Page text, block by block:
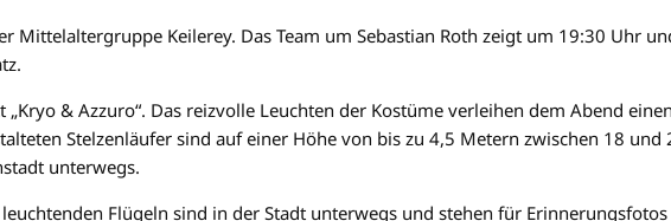
Mittelaltergruppe Keilerey. Das Team um Sebastian Roth zeigt um 19:30 Uhr
& Azzuro“. Das reizvolle Leuchten der Kostüme verleihen dem Abend
Stelzenläufer sind auf einer Höhe von bis zu 4,5 Metern zwischen 18 und
unterwegs.
Flügeln sind in der Stadt unterwegs und stehen für Erinnerungsfotos